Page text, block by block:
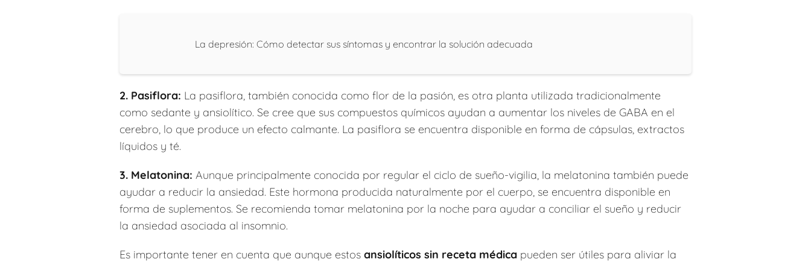
La depresión: Cómo detectar sus síntomas y encontrar la solución adecuada
2. Pasiflora: La pasiflora, también conocida como flor de la pasión, es otra planta utilizada tradicionalmente
como sedante y ansiolítico. Se cree que sus compuestos químicos ayudan a aumentar los niveles de GABA en el
cerebro, lo que produce un efecto calmante. La pasiflora se encuentra disponible en forma de cápsulas, extractos
líquidos y té.
3. Melatonina: Aunque principalmente conocida por regular el ciclo de sueño-vigilia, la melatonina también puede
ayudar a reducir la ansiedad. Este hormona producida naturalmente por el cuerpo, se encuentra disponible en
forma de suplementos. Se recomienda tomar melatonina por la noche para ayudar a conciliar el sueño y reducir
la ansiedad asociada al insomnio.
Es importante tener en cuenta que aunque estos ansiolíticos sin receta médica pueden ser útiles para aliviar la